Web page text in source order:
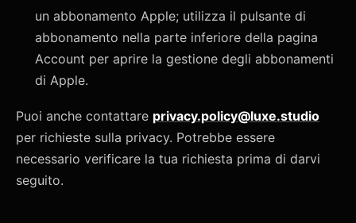
un abbonamento Apple; utilizza il pulsante di
abbonamento nella parte inferiore della pagina
Account per aprire la gestione degli abbonamenti
di Apple.
Puoi anche contattare privacy.policy@luxe.studio
per richieste sulla privacy. Potrebbe essere
necessario verificare la tua richiesta prima di darvi
seguito.